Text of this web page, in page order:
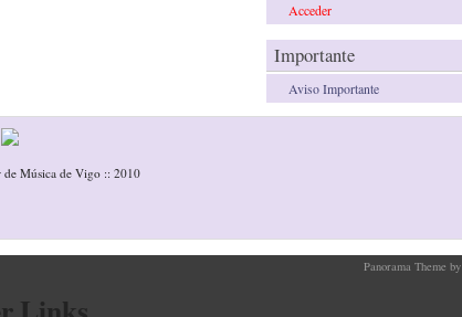
Acceder
Importante
Aviso Importante
Música de Vigo :: 2010
Panorama Theme by